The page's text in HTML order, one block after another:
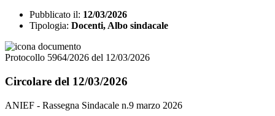
Pubblicato il: 12/03/2026
Tipologia: Docenti, Albo sindacale
Protocollo 5964/2026 del 12/03/2026
Circolare del 12/03/2026
ANIEF - Rassegna Sindacale n.9 marzo 2026